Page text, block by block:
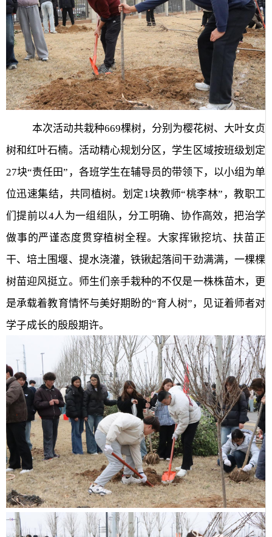
本次活动共栽种669棵树，分别为樱花树、大叶女贞
树和红叶石楠。活动精心规划分区，学生区域按班级划定
27块“责任田”，各班学生在辅导员的带领下，以小组为单
位迅速集结，共同植树。划定1块教师“桃李林”，教职工
们提前以4人为一组组队，分工明确、协作高效，把治学
做事的严谨态度贯穿植树全程。大家挥锹挖坑、扶苗正
干、培土围堰、提水浇灌，铁锹起落间干劲满满，一棵棵
树苗迎风挺立。师生们亲手栽种的不仅是一株株苗木，更
是承载着教育情怀与美好期盼的“育人树”，见证着师者对
学子成长的殷殷期许。